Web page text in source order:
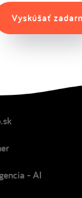
Vyskúšať
- AI